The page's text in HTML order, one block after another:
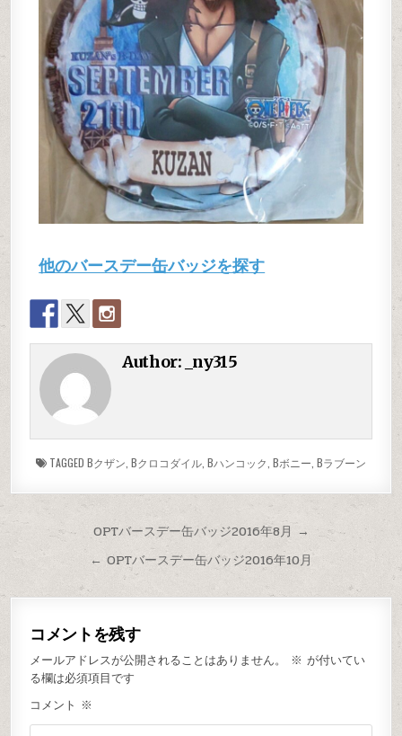
他のバースデー缶バッジを探す
Author: _ny315
TAGGED Bクザン Bクロコダイル Bハンコック Bボニー Bラブーン
OPTバースデー缶バッジ2016年8月 →
← OPTバースデー缶バッジ2016年10月
コメントを残す
メールアドレスが公開されることはありません。 ※ が付いてい
る欄は必須項目です
コメント ※